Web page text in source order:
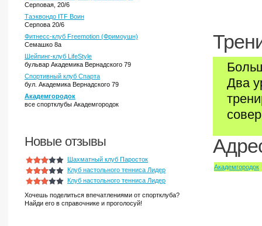
Серповая, 20/6
Таэквондо ITF Воин
Серпова 20/6
Фитнесс-клуб Freemotion (Фримоушн)
Семашко 8а
Шейпинг-клуб LifeStyle
бульвар Академика Вернадского 79
Спортивный клуб Спарта
бул. Академика Вернадского 79
Академгородок
все спортклубы Академгородок
Новые отзывы
Шахматный клуб Паросток
Клуб настольного тенниса Лидер
Клуб настольного тенниса Лидер
Хочешь поделиться впечатлениями от спортклуба?
Найди его в справочнике и проголосуй!
Два
Академгородок